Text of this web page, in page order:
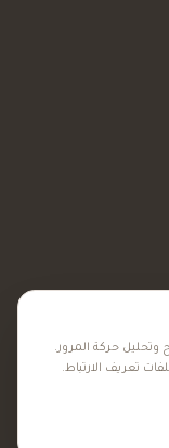
حركة المرور.
تعريف الارتباط.